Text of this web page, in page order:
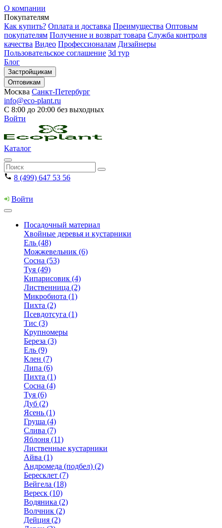
О компании
Покупателям
Как купить? Оплата и доставка Преимущества Оптовым
покупателям Получение и возврат товара Служба контроля
качества Видео Профессионалам Дизайнеры
Пользовательское соглашение 3d тур
Блог
Застройщикам
Оптовикам
Москва Санкт-Петербург
info@eco-plant.ru
С 8:00 до 20:00 без выходных
Войти
Каталог
8 (499) 647 53 56
Войти
Посадочный материал
Хвойные деревья и кустарники
Ель (48)
Можжевельник (6)
Сосна (53)
Туя (49)
Кипарисовик (4)
Лиственница (2)
Микробиота (1)
Пихта (2)
Псевдотсуга (1)
Тис (3)
Крупномеры
Береза (3)
Ель (9)
Клен (7)
Липа (6)
Пихта (1)
Сосна (4)
Туя (6)
Дуб (2)
Ясень (1)
Груша (4)
Слива (7)
Яблоня (11)
Лиственные кустарники
Айва (1)
Андромеда (подбел) (2)
Бересклет (7)
Вейгела (18)
Вереск (10)
Водяника (2)
Волчник (2)
Дейция (2)